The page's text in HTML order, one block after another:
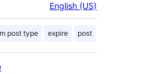
English (US)
post type expire post